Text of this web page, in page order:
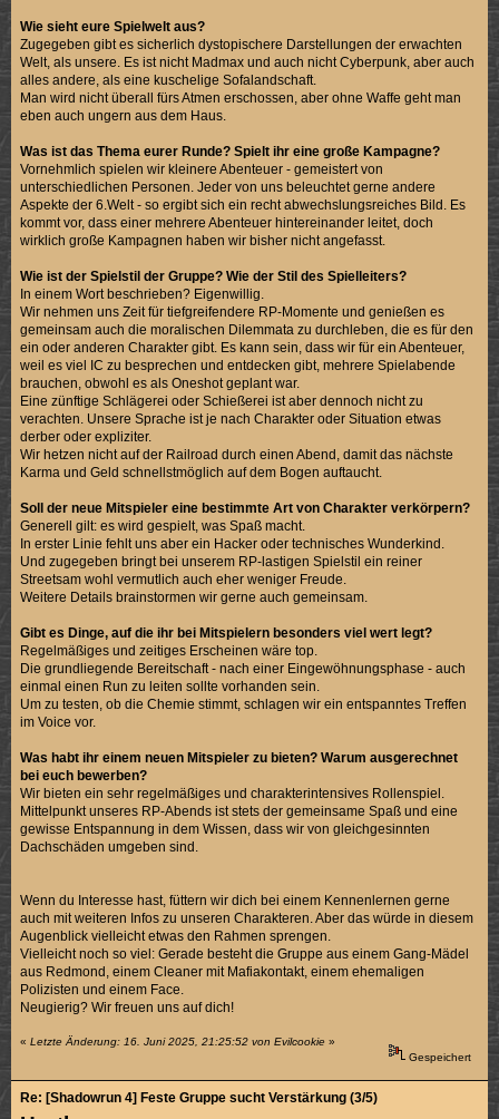
Wie sieht eure Spielwelt aus?
Zugegeben gibt es sicherlich dystopischere Darstellungen der erwachten
Welt, als unsere. Es ist nicht Madmax und auch nicht Cyberpunk, aber auch
alles andere, als eine kuschelige Sofalandschaft.
Man wird nicht überall fürs Atmen erschossen, aber ohne Waffe geht man
eben auch ungern aus dem Haus.
Was ist das Thema eurer Runde? Spielt ihr eine große Kampagne?
Vornehmlich spielen wir kleinere Abenteuer - gemeistert von
unterschiedlichen Personen. Jeder von uns beleuchtet gerne andere
Aspekte der 6.Welt - so ergibt sich ein recht abwechslungsreiches Bild. Es
kommt vor, dass einer mehrere Abenteuer hintereinander leitet, doch
wirklich große Kampagnen haben wir bisher nicht angefasst.
Wie ist der Spielstil der Gruppe? Wie der Stil des Spielleiters?
In einem Wort beschrieben? Eigenwillig.
Wir nehmen uns Zeit für tiefgreifendere RP-Momente und genießen es
gemeinsam auch die moralischen Dilemmata zu durchleben, die es für den
ein oder anderen Charakter gibt. Es kann sein, dass wir für ein Abenteuer,
weil es viel IC zu besprechen und entdecken gibt, mehrere Spielabende
brauchen, obwohl es als Oneshot geplant war.
Eine zünftige Schlägerei oder Schießerei ist aber dennoch nicht zu
verachten. Unsere Sprache ist je nach Charakter oder Situation etwas
derber oder expliziter.
Wir hetzen nicht auf der Railroad durch einen Abend, damit das nächste
Karma und Geld schnellstmöglich auf dem Bogen auftaucht.
Soll der neue Mitspieler eine bestimmte Art von Charakter verkörpern?
Generell gilt: es wird gespielt, was Spaß macht.
In erster Linie fehlt uns aber ein Hacker oder technisches Wunderkind.
Und zugegeben bringt bei unserem RP-lastigen Spielstil ein reiner
Streetsam wohl vermutlich auch eher weniger Freude.
Weitere Details brainstormen wir gerne auch gemeinsam.
Gibt es Dinge, auf die ihr bei Mitspielern besonders viel wert legt?
Regelmäßiges und zeitiges Erscheinen wäre top.
Die grundliegende Bereitschaft - nach einer Eingewöhnungsphase - auch
einmal einen Run zu leiten sollte vorhanden sein.
Um zu testen, ob die Chemie stimmt, schlagen wir ein entspanntes Treffen
im Voice vor.
Was habt ihr einem neuen Mitspieler zu bieten? Warum ausgerechnet
bei euch bewerben?
Wir bieten ein sehr regelmäßiges und charakterintensives Rollenspiel.
Mittelpunkt unseres RP-Abends ist stets der gemeinsame Spaß und eine
gewisse Entspannung in dem Wissen, dass wir von gleichgesinnten
Dachschäden umgeben sind.
Wenn du Interesse hast, füttern wir dich bei einem Kennenlernen gerne
auch mit weiteren Infos zu unseren Charakteren. Aber das würde in diesem
Augenblick vielleicht etwas den Rahmen sprengen.
Vielleicht noch so viel: Gerade besteht die Gruppe aus einem Gang-Mädel
aus Redmond, einem Cleaner mit Mafiakontakt, einem ehemaligen
Polizisten und einem Face.
Neugierig? Wir freuen uns auf dich!
«Letzte Änderung: 16. Juni 2025, 21:25:52 von Evilcookie »
Gespeichert
Re: [Shadowrun 4] Feste Gruppe sucht Verstärkung (3/5)